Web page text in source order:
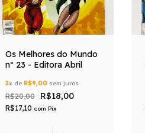
Os Melhores do Mundo
nº 23 - Editora Abril
2x de R$9,00 sem juros
R$20,00 R$18,00
R$17,10 com Pix